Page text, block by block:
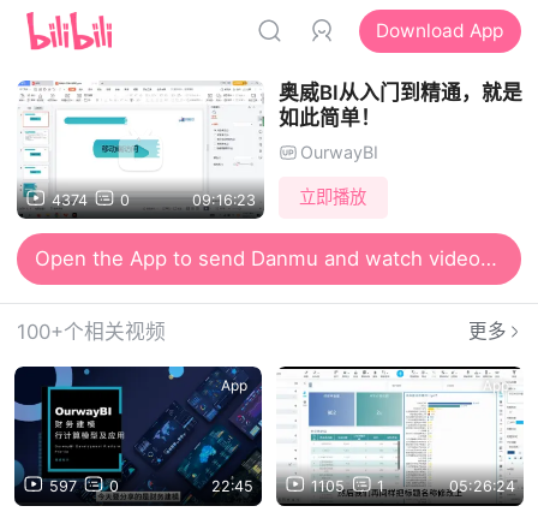
Download App
4374 0 09:16:23
奥威BI从入门到精通，就是
如此简单！
OurwayBI
立即播放
Open the App to send Danmu and watch videos together
100+个相关视频 更多
597 0 22:45
App
1105 1 05:26:24
App